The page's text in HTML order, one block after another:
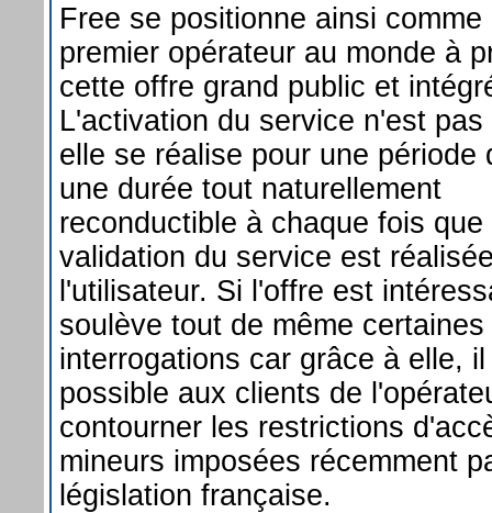
Free se positionne ainsi comme
premier opérateur au monde à
cette offre grand public et
L'activation du service n'est pas
elle se réalise pour une période
une durée tout naturellement
reconductible à chaque fois que
validation du service est
l'utilisateur. Si l'offre est
soulève tout de même certaines
interrogations car grâce à elle,
possible aux clients de
contourner les restrictions
mineurs imposées récemment
législation française.